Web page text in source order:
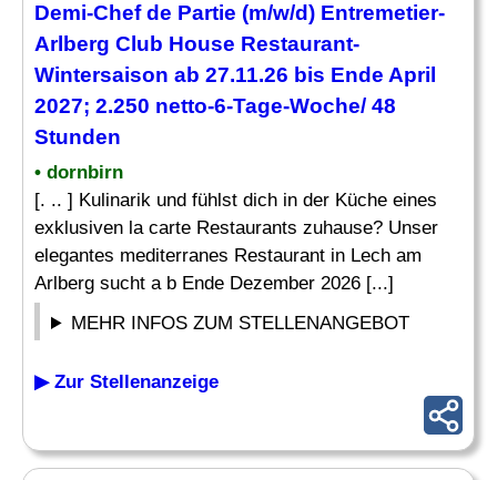
Demi-Chefde Partie (m/w/d) Entremetier-
Arlberg Club House Restaurant-
Wintersaison ab 27.11.26 bis Ende April
2027; 2.250 netto-6-Tage-Woche/ 48
Stunden
• dornbirn
[. .. ] Kulinarik und fühlst dich in der Küche eines
exklusiven la carte Restaurants zuhause? Unser
elegantes mediterranes Restaurant in Lech am
Arlberg sucht a b Ende Dezember 2026 [...]
MEHR INFOS ZUM STELLENANGEBOT
▶ Zur Stellenanzeige